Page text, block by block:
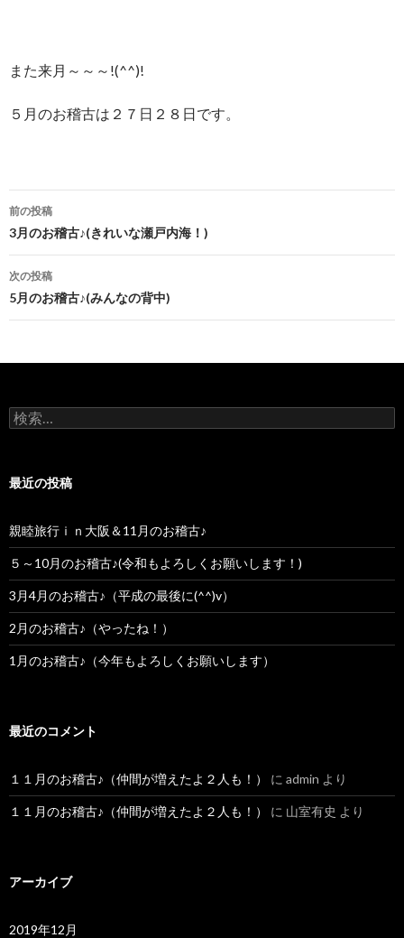
また来月～～～!(^^)!
５月のお稽古は２７日２８日です。
投稿ナビゲーション
前の投稿
3月のお稽古♪(きれいな瀬戸内海！)
次の投稿
5月のお稽古♪(みんなの背中)
検索:
最近の投稿
親睦旅行ｉｎ大阪＆11月のお稽古♪
５～10月のお稽古♪(令和もよろしくお願いします！)
3月4月のお稽古♪（平成の最後に(^^)v）
2月のお稽古♪（やったね！）
1月のお稽古♪（今年もよろしくお願いします）
最近のコメント
１１月のお稽古♪（仲間が増えたよ２人も！） に admin より
１１月のお稽古♪（仲間が増えたよ２人も！） に 山室有史 より
アーカイブ
2019年12月